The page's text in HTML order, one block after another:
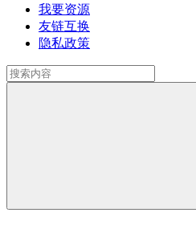
我要资源
友链互换
隐私政策